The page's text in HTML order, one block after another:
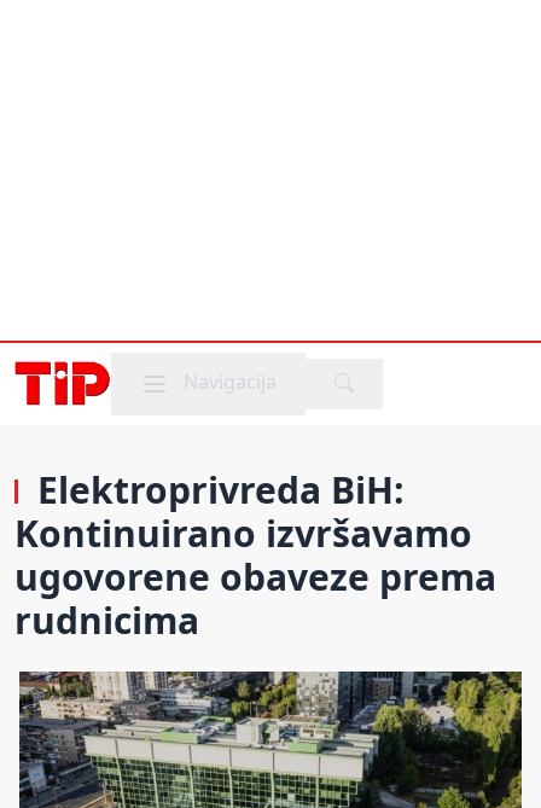
Mobile menu
Navigacija
Elektroprivreda BiH:
Kontinuirano izvršavamo
ugovorene obaveze prema
rudnicima